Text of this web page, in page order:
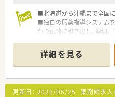
■北海道から沖縄まで全国
■独自の服薬指導システム
かつ正確に引き出し、適切
社共有しています
詳細を見る
更新日： 2026/06/25 薬剤師求人